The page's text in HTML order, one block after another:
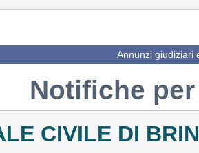
Annunzi giudiziari
Notifiche
CIVILE DI